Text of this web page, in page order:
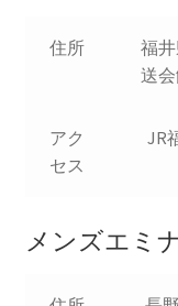
住所
福
送
アク
セス
JR
メンズエミ